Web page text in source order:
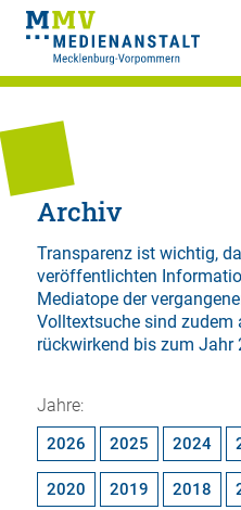
Archiv
Transparenz ist wichtig,
veröffentlichten
Mediatope der
Volltextsuchesind zudem
rückwirkend bis zum Jahr
Jahre:
2026 2025 2024
2020 2019 2018